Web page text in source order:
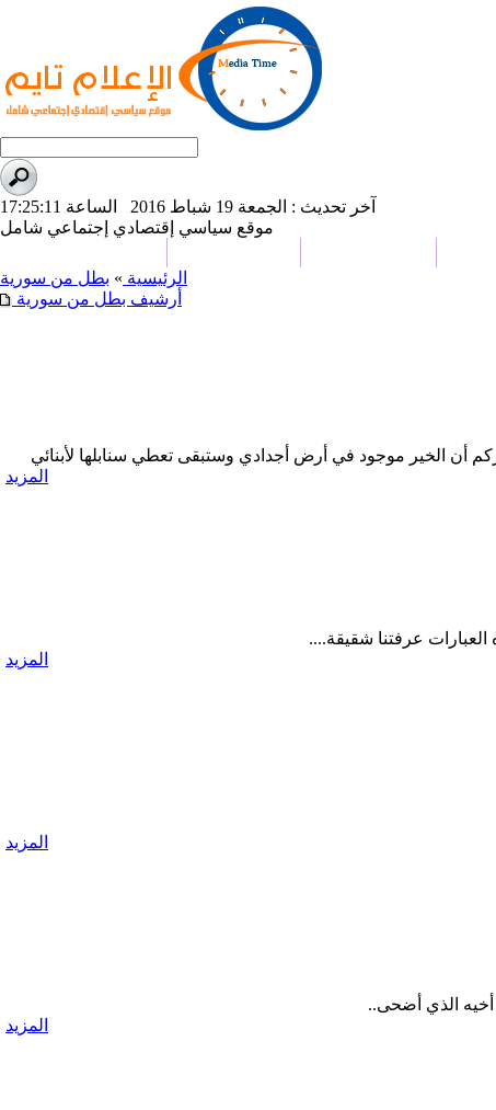
آخر تحديث : الجمعة 19 شباط 2016 الساعة 17:25:11
موقع سياسي إقتصادي إجتماعي شامل
الرئيسية » بطل من سورية
أرشيف بطل من سورية
أن الخير موجود في أرض أجدادي وستبقى تعطي سنابلها لأبنائي
المزيد
العبارات عرفتنا شقيقة....
المزيد
المزيد
أخيه الذي أضحى..
المزيد